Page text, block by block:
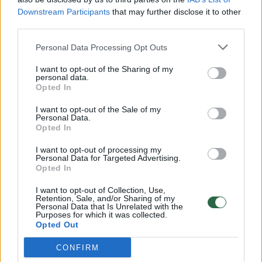
Downstream Participants that may further disclose it to other
Personal Data Processing Opt Outs
I want to opt-out of the Sharing of my
personal data.
Opted In
I want to opt-out of the Sale of my
Personal Data.
Opted In
I want to opt-out of processing my
Personal Data for Targeted Advertising.
Opted In
I want to opt-out of Collection, Use,
Retention, Sale, and/or Sharing of my
Personal Data that Is Unrelated with the
Purposes for which it was collected.
Opted Out
CONFIRM
32 laipsnių šilumos
Žinios | Orai
00:00:59
Nufilmavo, kaip patvino Vilniaus Vakarinis aplinkkelis:
vaizdas pribloškia
Žinios | Lietuvos diena
Avarija Vilniuje: į stotelę įsirėžęs automobilis sužalojo
dvi moteris
Žinios | Lietuvos diena
Visi įrašai